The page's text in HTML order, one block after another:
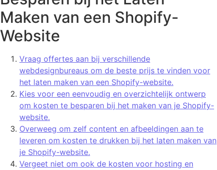
Maken van een Shopify-
Website
Vraag offertes aan bij verschillende
webdesignbureaus om de beste prijs te vinden voor
het laten maken van een Shopify-website.
Kies voor een eenvoudig en overzichtelijk ontwerp
om kosten te besparen bij het maken van je Shopify-
website.
Overweeg om zelf content en afbeeldingen aan te
leveren om kosten te drukken bij het laten maken van
je Shopify-website.
Vergeet niet om ook de kosten voor hosting en